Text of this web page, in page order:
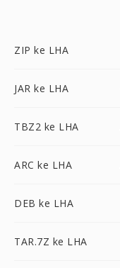
ZIP ke LHA
JAR ke LHA
TBZ2 ke LHA
ARC ke LHA
DEB ke LHA
TAR.7Z ke LHA